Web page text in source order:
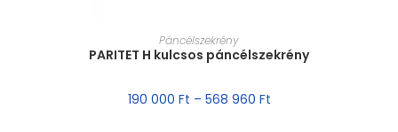
MÉRET VÁLASZTÁSA
Páncélszekrény
PARITET H kulcsos páncélszekrény
190 000 Ft – 568 960 Ft